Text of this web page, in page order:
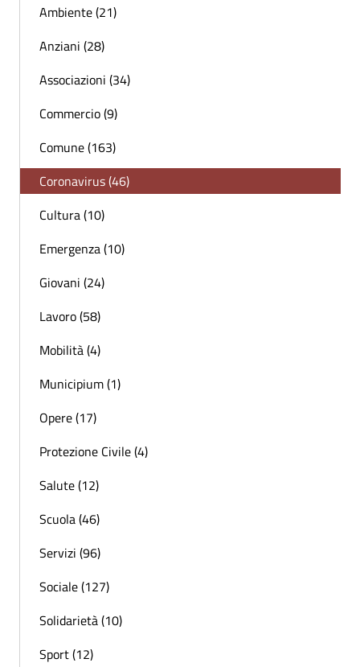
Ambiente (21)
Anziani (28)
Associazioni (34)
Commercio (9)
Comune (163)
Coronavirus (46)
Cultura (10)
Emergenza (10)
Giovani (24)
Lavoro (58)
Mobilità (4)
Municipium (1)
Opere (17)
Protezione Civile (4)
Salute (12)
Scuola (46)
Servizi (96)
Sociale (127)
Solidarietà (10)
Sport (12)